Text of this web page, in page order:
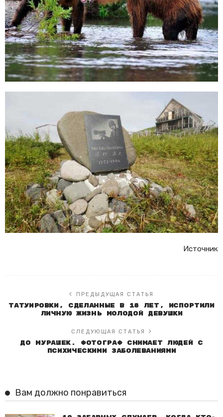
Источник
ПРЕДЫДУЩАЯ СТАТЬЯ
Татуировки, сделанные в 18 лет, испортили
личную жизнь молодой девушки
СЛЕДУЮЩАЯ СТАТЬЯ
До мурашек. Фотограф снимает людей с
психическими заболеваниями
Вам должно понравиться